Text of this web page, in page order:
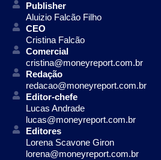
Publisher
Aluizio Falcão Filho
CEO
Cristina Falcão
Comercial
cristina@moneyreport.com.br
Redação
redacao@moneyreport.com.br
Editor-chefe
Lucas Andrade
lucas@moneyreport.com.br
Editores
Lorena Scavone Giron
lorena@moneyreport.com.br